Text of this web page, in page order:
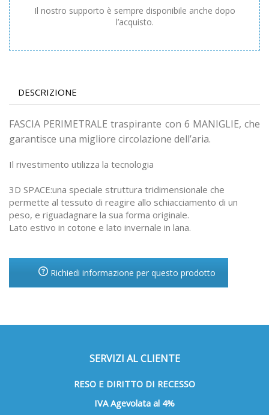
Il nostro supporto è sempre disponibile anche dopo
l’acquisto.
DESCRIZIONE
FASCIA PERIMETRALE traspirante con 6 MANIGLIE, che
garantisce una migliore circolazione dell’aria.
Il rivestimento utilizza la tecnologia
3D SPACE:una speciale struttura tridimensionale che
permette al tessuto di reagire allo schiacciamento di un
peso, e riguadagnare la sua forma originale.
Lato estivo in cotone e lato invernale in lana.
Richiedi informazione per questo prodotto
SERVIZI AL CLIENTE
RESO E DIRITTO DI RECESSO
IVA Agevolata al 4%